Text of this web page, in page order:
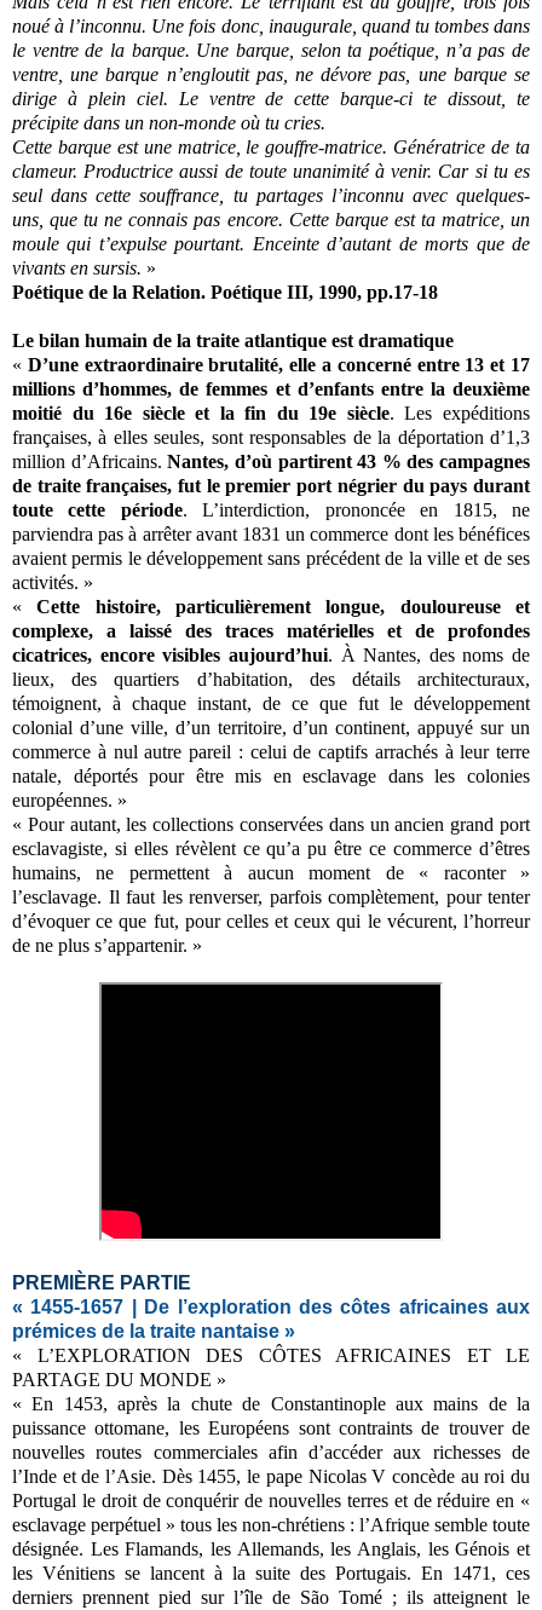
noué à l’inconnu. Une fois donc, inaugurale, quand tu tombes dans
le ventre de la barque. Une barque, selon ta poétique, n’a pas de
ventre, une barque n’engloutit pas, ne dévore pas, une barque se
dirige à plein ciel. Le ventre de cette barque-ci te dissout, te
précipite dans un non-monde où tu cries.
Cette barque est une matrice, le gouffre-matrice. Génératrice de ta
clameur. Productrice aussi de toute unanimité à venir. Car si tu es
seul dans cette souffrance, tu partages l’inconnu avec quelques-
uns, que tu ne connais pas encore. Cette barque est ta matrice, un
moule qui t’expulse pourtant. Enceinte d’autant de morts que de
vivants en sursis. »
Poétique de la Relation. Poétique III, 1990, pp.17-18
Le bilan humain de la traite atlantique est dramatique
« D’une extraordinaire brutalité, elle a concerné entre 13 et 17
millions d’hommes, de femmes et d’enfants entre la deuxième
moitié du 16e siècle et la fin du 19e siècle. Les expéditions
françaises, à elles seules, sont responsables de la déportation d’1,3
million d’Africains.Nantes, d’où partirent 43 % des campagnes
de traite françaises, fut le premier port négrier du pays durant
toute cette période. L’interdiction, prononcée en 1815, ne
parviendra pas à arrêter avant 1831 un commerce dont les bénéfices
avaient permis le développement sans précédent de la ville et de ses
activités. »
«Cette histoire, particulièrement longue, douloureuse et
complexe, a laissé des traces matérielles et de profondes
cicatrices, encore visibles aujourd’hui. À Nantes, des noms de
lieux, des quartiers d’habitation, des détails architecturaux,
témoignent, à chaque instant, de ce que fut le développement
colonial d’une ville, d’un territoire, d’un continent, appuyé sur un
commerce à nul autre pareil : celui de captifs arrachés à leur terre
natale, déportés pour être mis en esclavage dans les colonies
européennes. »
« Pour autant, les collections conservées dans un ancien grand port
esclavagiste, si elles révèlent ce qu’a pu être ce commerce d’êtres
humains, ne permettent à aucun moment de « raconter »
l’esclavage. Il faut les renverser, parfois complètement, pour tenter
d’évoquer ce que fut, pour celles et ceux qui le vécurent, l’horreur
de ne plus s’appartenir. »
PREMIÈRE PARTIE
« 1455-1657 | De l’exploration des côtes africaines aux
prémices de la traite nantaise »
« L’EXPLORATION DES CÔTES AFRICAINES ET LE
PARTAGE DU MONDE »
« En 1453, après la chute de Constantinople aux mains de la
puissance ottomane, les Européens sont contraints de trouver de
nouvelles routes commerciales afin d’accéder aux richesses de
l’Inde et de l’Asie. Dès 1455, le pape Nicolas V concède au roi du
Portugal le droit de conquérir de nouvelles terres et de réduire en «
esclavage perpétuel » tous les non-chrétiens : l’Afrique semble toute
désignée. Les Flamands, les Allemands, les Anglais, les Génois et
les Vénitiens se lancent à la suite des Portugais. En 1471, ces
derniers prennent pied sur l’île de São Tomé ; ils atteignent le